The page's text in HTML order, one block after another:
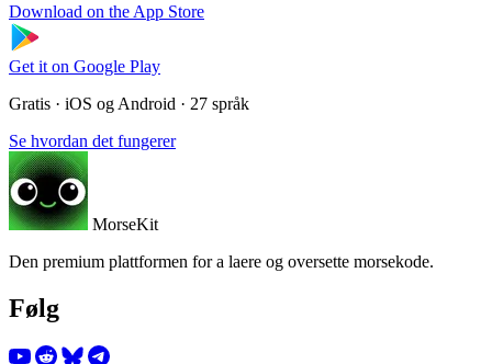
Download on the App Store
Get it on Google Play
Gratis · iOS og Android · 27 språk
Se hvordan det fungerer
MorseKit
Den premium plattformen for a laere og oversette morsekode.
Følg